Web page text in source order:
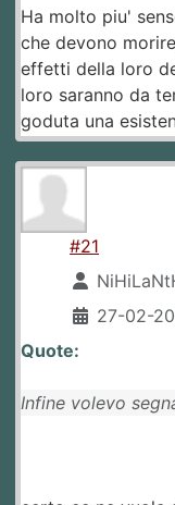
Ha molto piu'
che devono
effetti della loro
loro saranno da
goduta una
#21
27-02-
Quote:
Infine volevo